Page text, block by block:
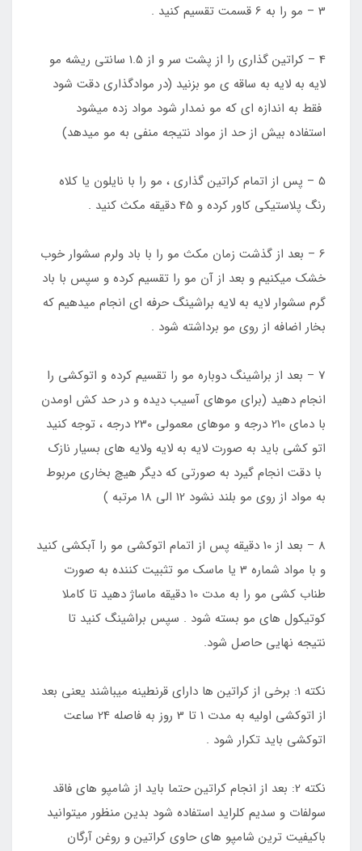
3 – مو را به 6 قسمت تقسیم کنید .
4 – کراتین گذاری را از پشت سر و از 1.5 سانتی ریشه مو
لایه به لایه به ساقه ی مو بزنید (در موادگذاری دقت شود
فقط به اندازه ای که مو نمدار شود مواد زده میشود
استفاده بیش از حد از مواد نتیجه منفی به مو میدهد)
5 – پس از اتمام کراتین گذاری ، مو را با نایلون یا کلاه
رنگ پلاستیکی کاور کرده و 45 دقیقه مکث کنید .
6 – بعد از گذشت زمان مکث مو را با باد ولرم سشوار خوب
خشک میکنیم و بعد از آن مو را تقسیم کرده و سپس با باد
گرم سشوار لایه به لایه براشینگ حرفه ای انجام میدهیم که
بخار اضافه از روی مو برداشته شود .
7 – بعد از براشینگ دوباره مو را تقسیم کرده و اتوکشی را
انجام دهید (برای موهای آسیب دیده و در حد کش اومدن
با دمای 210 درجه و موهای معمولی 230 درجه ، توجه کنید
اتو کشی باید به صورت لایه به لایه ولایه های بسیار نازک
با دقت انجام گیرد به صورتی که دیگر هیچ بخاری مربوط
به مواد از روی مو بلند نشود 12 الی 18 مرتبه )
8 – بعد از 10 دقیقه پس از اتمام اتوکشی مو را آبکشی کنید
و با مواد شماره 3 یا ماسک مو تثبیت کننده به صورت
طناب کشی مو را به مدت 10 دقیقه ماساژ دهید تا کاملا
کوتیکول های مو بسته شود . سپس براشینگ کنید تا
نتیجه نهایی حاصل شود.
نکته 1: برخی از کراتین ها دارای قرنطینه میباشند یعنی بعد
از اتوکشی اولیه به مدت 1 تا 3 روز به فاصله 24 ساعت
اتوکشی باید تکرار شود .
نکته 2: بعد از انجام کراتین حتما باید از شامپو های فاقد
سولفات و سدیم کلراید استفاده شود بدین منظور میتوانید
باکیفیت ترین شامپو های حاوی کراتین و روغن آرگان